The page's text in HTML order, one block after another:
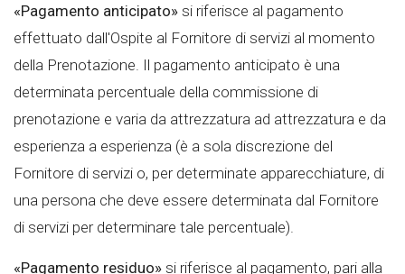
«Pagamento anticipato» si riferisce al pagamento
effettuato dall'Ospite al Fornitore di servizi al momento
della Prenotazione. Il pagamento anticipato è una
determinata percentuale della commissione di
prenotazione e varia da attrezzatura ad attrezzatura e da
esperienza a esperienza (è a sola discrezione del
Fornitore di servizi o, per determinate apparecchiature, di
una persona che deve essere determinata dal Fornitore
di servizi per determinare tale percentuale).
«Pagamento residuo» si riferisce al pagamento, pari alla